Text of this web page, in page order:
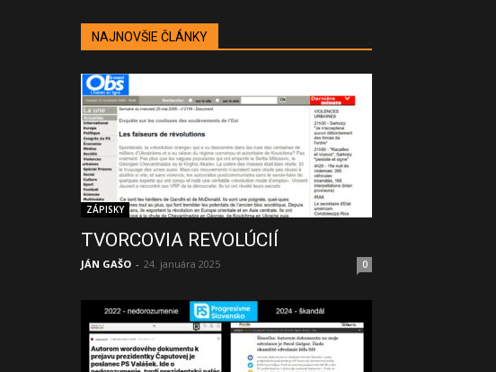
NAJNOVŠIE ČLÁNKY
ZÁPISKY
TVORCOVIA REVOLÚCIÍ
JÁN GAŠO - 24. januára 2025 0